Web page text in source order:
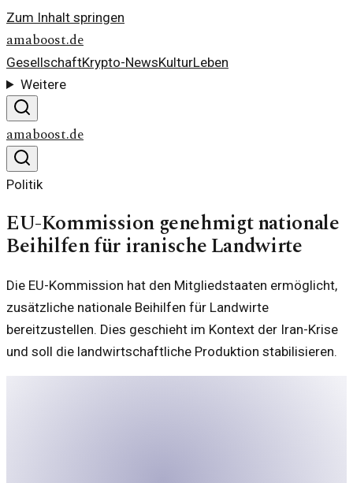
Zum Inhalt springen
amaboost.de
GesellschaftKrypto-NewsKulturLeben
Weitere
amaboost.de
Politik
EU-Kommission genehmigt nationale
Beihilfen für iranische Landwirte
Die EU-Kommission hat den Mitgliedstaaten ermöglicht,
zusätzliche nationale Beihilfen für Landwirte
bereitzustellen. Dies geschieht im Kontext der Iran-Krise
und soll die landwirtschaftliche Produktion stabilisieren.